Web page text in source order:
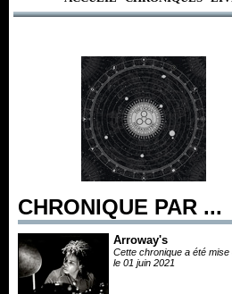
CHRONIQUE PAR ...
Arroway's
Cette chronique a été mise
le 01 juin 2021